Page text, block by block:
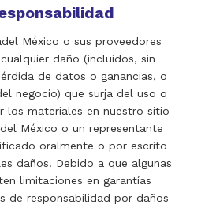
México o sus proveedores
daño (incluidos, sin
de datos o ganancias, o
negocio) que surja del uso o
los materiales en nuestro sitio
México o un representante
oralmente o por escrito
daños. Debido a que algunas
limitaciones en garantías
de responsabilidad por daños